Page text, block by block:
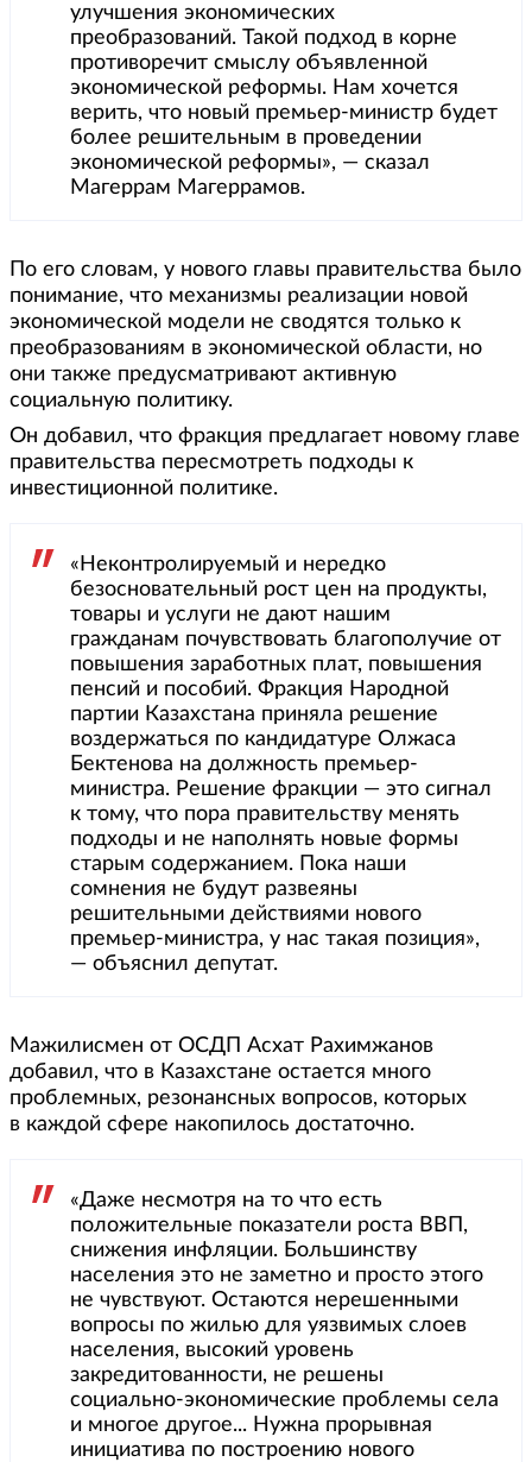
улучшения экономических
преобразований. Такой подход в корне
противоречит смыслу объявленной
экономической реформы. Нам хочется
верить, что новый премьер-министр будет
более решительным в проведении
экономической реформы», — сказал
Магеррам Магеррамов.
По его словам, у нового главы правительства было
понимание, что механизмы реализации новой
экономической модели не сводятся только к
преобразованиям в экономической области, но
они также предусматривают активную
социальную политику.
Он добавил, что фракция предлагает новому главе
правительства пересмотреть подходы к
инвестиционной политике.
«Неконтролируемый и нередко
безосновательный рост цен на продукты,
товары и услуги не дают нашим
гражданам почувствовать благополучие от
повышения заработных плат, повышения
пенсий и пособий. Фракция Народной
партии Казахстана приняла решение
воздержаться по кандидатуре Олжаса
Бектенова на должность премьер-
министра. Решение фракции — это сигнал
к тому, что пора правительству менять
подходы и не наполнять новые формы
старым содержанием. Пока наши
сомнения не будут развеяны
решительными действиями нового
премьер-министра, у нас такая позиция»,
— объяснил депутат.
Мажилисмен от ОСДП Асхат Рахимжанов
добавил, что в Казахстане остается много
проблемных, резонансных вопросов, которых
в каждой сфере накопилось достаточно.
«Даже несмотря на то что есть
положительные показатели роста ВВП,
снижения инфляции. Большинству
населения это не заметно и просто этого
не чувствуют. Остаются нерешенными
вопросы по жилью для уязвимых слоев
населения, высокий уровень
закредитованности, не решены
социально-экономические проблемы села
и многое другое... Нужна прорывная
инициатива по построению нового